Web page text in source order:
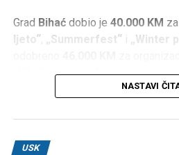
Grad Bihaćdobio je 40.000 KM
ljeto“
„Summerfest“ i „Winter
„Ključke regate“.
manifestacije„Petrovačko ljeto“
NASTAVI
USK